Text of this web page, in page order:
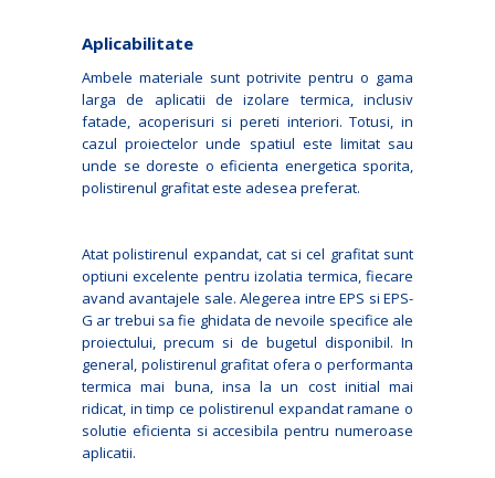
Aplicabilitate
Ambele materiale sunt potrivite pentru o gama
larga de aplicatii de izolare termica, inclusiv
fatade, acoperisuri si pereti interiori. Totusi, in
cazul proiectelor unde spatiul este limitat sau
unde se doreste o eficienta energetica sporita,
polistirenul grafitat este adesea preferat.
Atat polistirenul expandat, cat si cel grafitat sunt
optiuni excelente pentru izolatia termica, fiecare
avand avantajele sale. Alegerea intre EPS si EPS-
G ar trebui sa fie ghidata de nevoile specifice ale
proiectului, precum si de bugetul disponibil. In
general, polistirenul grafitat ofera o performanta
termica mai buna, insa la un cost initial mai
ridicat, in timp ce polistirenul expandat ramane o
solutie eficienta si accesibila pentru numeroase
aplicatii.